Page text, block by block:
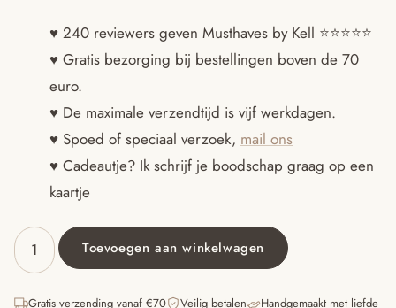
prijs
was:
€15.95.
prijs
is:
€12.95.
♥ 240 reviewers geven Musthaves by Kell ⭐️⭐️⭐️⭐️⭐️
♥ Gratis bezorging bij bestellingen boven de 70
euro.
♥ De maximale verzendtijd is vijf werkdagen.
♥ Spoed of speciaal verzoek, mail ons
♥ Cadeautje? Ik schrijf je boodschap graag op een
kaartje
Haarbandje
met
Toevoegen aan winkelwagen
Gratis verzending vanaf €70 Veilig betalen Handgemaakt met liefde